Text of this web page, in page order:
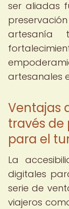
ser aliadas
artesanía
artesanales
Ventajas
través
para el
La
digitales
serie de
viajeros